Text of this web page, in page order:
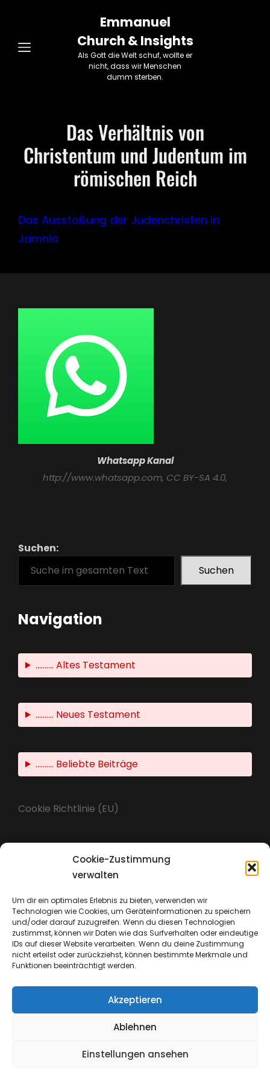
Cookie-Zustimmung
verwalten
Um dir ein optimales Erlebnis zu bieten, verwenden wir
Technologien wie Cookies, um Geräteinformationen zu speichern
und/oder darauf zuzugreifen. Wenn du diesen Technologien
zustimmst, können wir Daten wie das Surfverhalten oder eindeutige
IDs auf dieser Website verarbeiten. Wenn du deine Zustimmung
nicht erteilst oder zurückziehst, können bestimmte Merkmale und
Funktionen beeinträchtigt werden.
Akzeptieren
Ablehnen
Einstellungen ansehen
Emmanuel
Church & Insights
Als Gott die Welt schuf, wollte er
nicht, dass wir Menschen
dumm sterben.
Das Verhältnis von
Christentum und Judentum im
römischen Reich
Das Ausstoßung der Judenchristen in
Jamnia
Whatsapp Kanal
http://www.whatsapp.com, CC BY-SA 4.0,
Suchen:
Suchen
Navigation
.......... Altes Testament
.......... Neues Testament
.......... Beliebte Beiträge
Cookie Richtlinie (EU)
Datenschutz